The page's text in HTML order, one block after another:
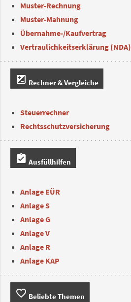
Muster-Rechnung
Muster-Mahnung
Übernahme-/Kaufvertrag
Vertraulichkeitserklärung (NDA)
iso Rechner & Vergleiche
Steuerrechner
Rechtsschutzversicherung
assignment_turned_in Ausfüllhilfen
Anlage EÜR
Anlage S
Anlage G
Anlage V
Anlage R
Anlage KAP
favorite_border Beliebte Themen